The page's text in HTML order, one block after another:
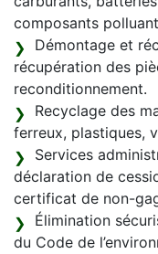
composants
Démontage et
récupération des
reconditionnement.
Recyclage des
ferreux, plastiques,
Services
déclaration de
certificat de non-
Élimination
du Code de